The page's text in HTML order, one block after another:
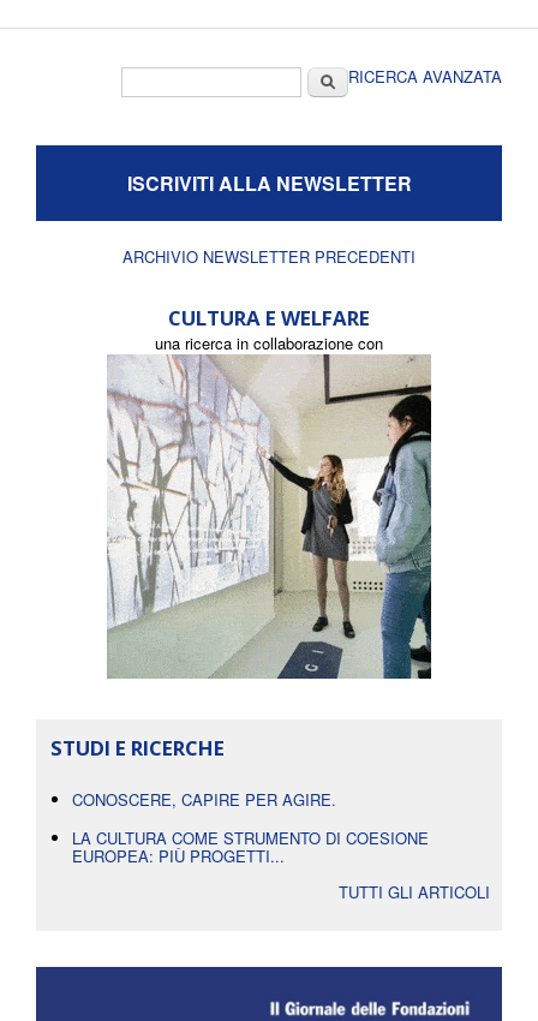
CercaRICERCA AVANZATA
ISCRIVITI ALLA NEWSLETTER
ARCHIVIO NEWSLETTER PRECEDENTI
CULTURA E WELFARE
una ricerca in collaborazione con
STUDI E RICERCHE
CONOSCERE, CAPIRE PER AGIRE.
LA CULTURA COME STRUMENTO DI COESIONE
EUROPEA: PIÙ PROGETTI...
TUTTI GLI ARTICOLI